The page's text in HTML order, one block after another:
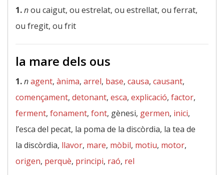
1.nou caigut, ou estrelat, ou estrellat, ou ferrat,
ou fregit, ou frit
la mare dels ous
1.nagent, ànima, arrel, base, causa, causant,
començament, detonant, esca, explicació, factor,
ferment, fonament, font, gènesi, germen, inici,
l’esca del pecat, la poma de la discòrdia, la tea de
la discòrdia, llavor, mare, mòbil, motiu, motor,
origen, perquè, principi, raó, rel